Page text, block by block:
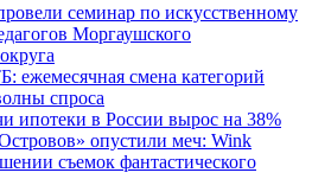
семинар по искусственному
Моргаушского
ежемесячная смена категорий
спроса
ипотеки в России вырос на 38%
опустили меч: Wink
съемок фантастического